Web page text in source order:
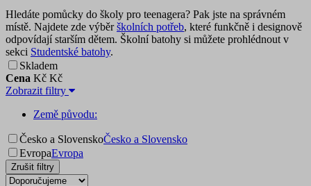
Hledáte pomůcky do školy pro teenagera? Pak jste na správném
místě. Najdete zde výběrškolních potřeb, které funkčně i designově
odpovídají starším dětem. Školní batohy si můžete prohlédnout v
sekci Studentské batohy.
Skladem
Cena Kč Kč
Zobrazit filtry
Země původu:
Česko a SlovenskoČesko a Slovensko
EvropaEvropa
Zrušit filtry